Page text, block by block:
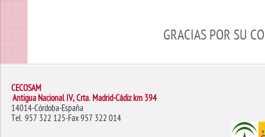
GRACIAS POR SU
CECOSAM
Antigua Nacional IV, Crta. Madrid-Cádiz km 394
14014-Córdoba-España
Tel. 957 322 125-Fax 957 322 014